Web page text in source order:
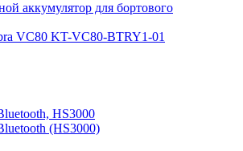
аккумулятор для бортового
VC80 KT-VC80-BTRY1-01
HS3000
(HS3000)